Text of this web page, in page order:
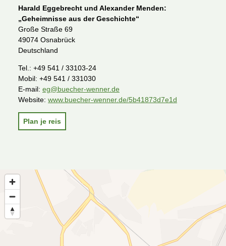
Harald Eggebrecht und Alexander Menden:
„Geheimnisse aus der Geschichte“
Große Straße 69
49074 Osnabrück
Deutschland
Tel.: +49 541 / 33103-24
Mobil: +49 541 / 331030
E-mail: eg@buecher-wenner.de
Website: www.buecher-wenner.de/5b41873d7e1d
Plan je reis